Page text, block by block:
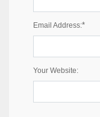
Email Address:*
Your Website: